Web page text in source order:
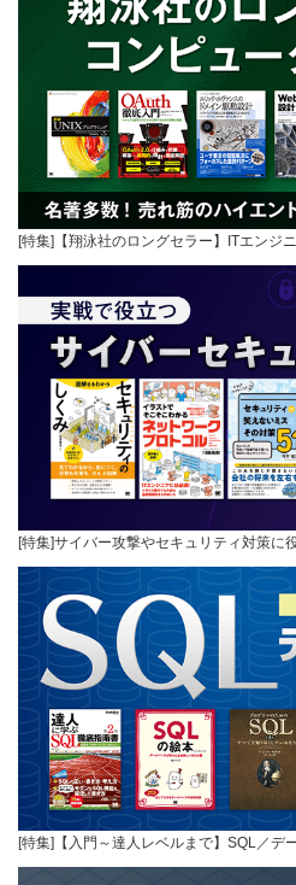
[特集]【翔泳社のロングセラー】ITエンジ
[特集]サイバー攻撃やセキュリティ対策に
[特集]【入門～達人レベルまで】SQL／デ